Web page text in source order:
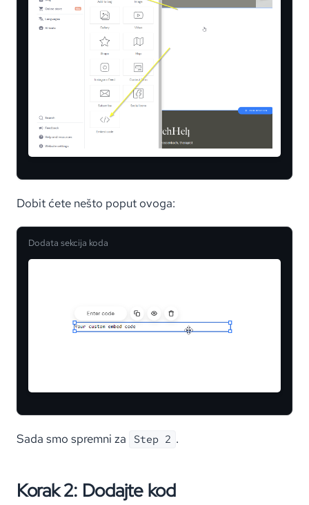
Dobit ćete nešto poput ovoga:
Dodata sekcija koda
Sada smo spremni za Step 2 .
Korak 2: Dodajte kod